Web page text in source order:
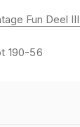
Fun Deel
190-56